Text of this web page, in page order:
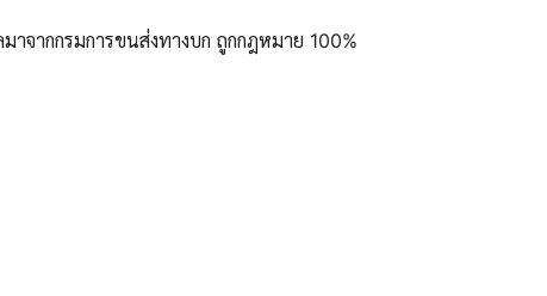
าจากกรมการขนส่งทางบก ถูกกฎหมาย 100%